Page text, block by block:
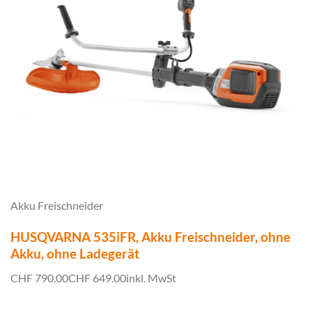
Akku Freischneider
HUSQVARNA 535iFR, Akku Freischneider, ohne
Akku, ohne Ladegerät
CHF 790.00CHF 649.00inkl. MwSt